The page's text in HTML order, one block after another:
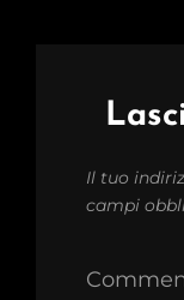
Il tuo
campi